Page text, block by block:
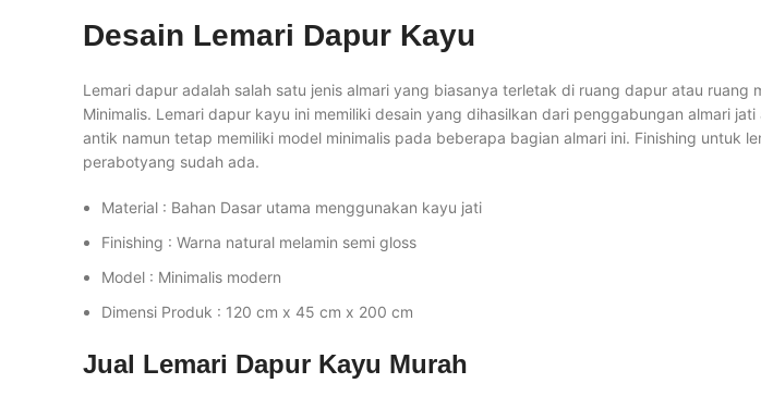
Desain Lemari Dapur Kayu
Lemari dapur adalah salah satu jenis almari yang biasanya terletak di ruang dapur atau
Minimalis. Lemari dapur kayu ini memiliki desain yang dihasilkan dari penggabungan almari
antik namun tetap memiliki model minimalis pada beberapa bagian almari ini. Finishing untuk
perabotyang sudah ada.
Material : Bahan Dasar utama menggunakan kayu jati
Finishing : Warna natural melamin semi gloss
Model : Minimalis modern
Dimensi Produk : 120 cm x 45 cm x 200 cm
Jual Lemari Dapur Kayu Murah